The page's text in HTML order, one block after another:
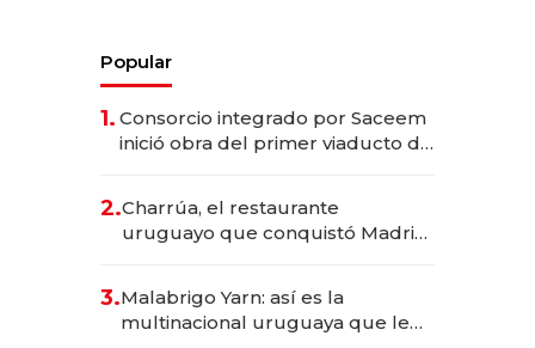
Popular
1. Consorcio integrado por Saceem
inició obra del primer viaducto de
millones
2.Charrúa, el restaurante
uruguayo que conquistó Madrid:
anticipación y prepara apertura
3.Malabrigo Yarn: así es la
multinacional uruguaya que le